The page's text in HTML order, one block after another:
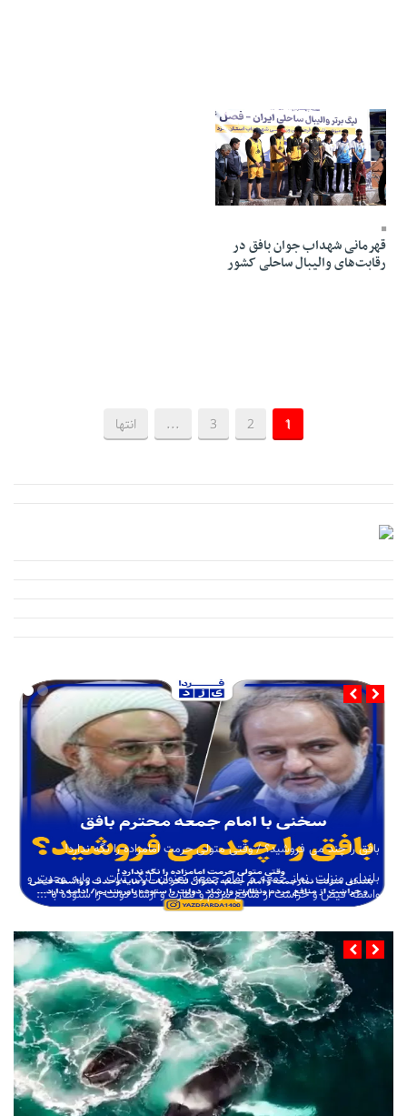
16 Dey 1404 - 19:58
قهرمانی شهداب جوان بافق در
رقابت‌های والیبال ساحلی کشور
1
2
3
... انتها
بافق را چند می فروشید؟ / وقتی متولی حرمت امامزاده را نگه ندارد!
بلندای منزلت نماز جمعه و امام جمعه بعنوان لنگر ثبات و مایه وحدت و
واسطه فیض و حراست از منافع مردم و نظارت و ارشاد دولت را ستوده با ...